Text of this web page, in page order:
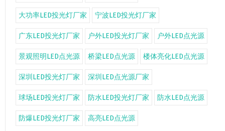
大功率LED投光灯厂家 宁波LED投光灯厂家
广东LED投光灯厂家 户外LED投光灯厂家 户外LED点光源
景观照明LED点光源 桥梁LED点光源 楼体亮化LED点光源
深圳LED投光灯厂家 深圳LED点光源厂家
球场LED投光灯厂家 防水LED投光灯厂家 防水LED点光源
防爆LED投光灯厂家 高亮LED点光源